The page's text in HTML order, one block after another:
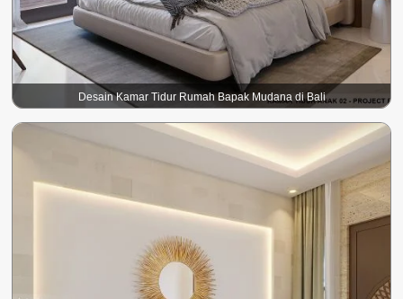
Desain Kamar Tidur Rumah Bapak Mudana di Bali